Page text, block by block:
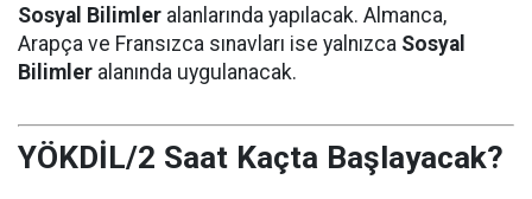
Sosyal Bilimler alanlarında yapılacak. Almanca,
Arapça ve Fransızca sınavları ise yalnızca Sosyal
Bilimler alanında uygulanacak.
YÖKDİL/2 Saat Kaçta Başlayacak?